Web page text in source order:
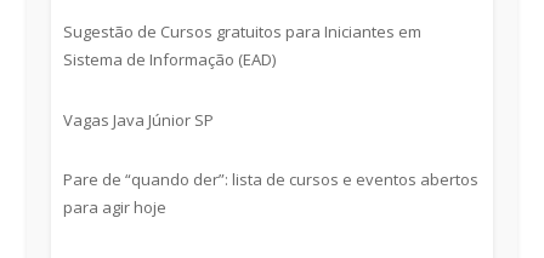
Sugestão de Cursos gratuitos para Iniciantes em
Sistema de Informação (EAD)
Vagas Java Júnior SP
Pare de “quando der”: lista de cursos e eventos abertos
para agir hoje